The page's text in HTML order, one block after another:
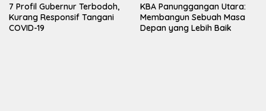
7 Profil Gubernur Terbodoh,
Kurang Responsif Tangani
COVID-19
KBA Panunggangan Utara:
Membangun Sebuah Masa
Depan yang Lebih Baik